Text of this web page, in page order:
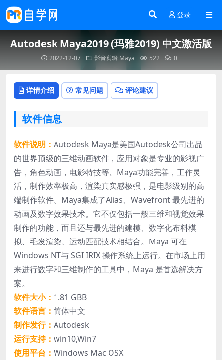
登录
Autodesk Maya2019 (玛雅2019) 中文激活版
2022-12-07 影音剪辑 Maya 522 0
详情介绍 常见问题 评论建议
软件信息
软件说明： Autodesk Maya是美国Autodesk公司出品
的世界顶级的三维动画软件，应用对象是专业的影视广
告，角色动画，电影特技等。Maya功能完善，工作灵
活，制作效率极高，渲染真实感极强，是电影级别的高
端制作软件。Maya集成了Alias、Wavefront 最先进的
动画及数字效果技术。它不仅包括一般三维和视觉效果
制作的功能，而且还与最先进的建模、数字化布料模
拟、毛发渲染、运动匹配技术相结合。Maya 可在
Windows NT与 SGI IRIX 操作系统上运行。在市场上用
来进行数字和三维制作的工具中，Maya 是首选解决方
案。
软件大小： 1.81 GBB
软件语言： 简体中文
制作发行： Autodesk
运行支持： win10,Win7
使用平台： Windows Mac OSX